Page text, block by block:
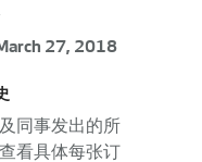
27, 2018
同事发出的所
看具体每张订